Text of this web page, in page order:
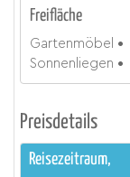
Freifläche
Gartenmöbel
Sonnenliegen
Preisdetails
Reisezeitraum,